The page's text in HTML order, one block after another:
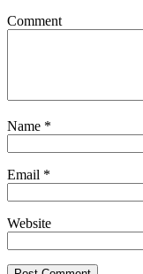
Comment
Name *
Email *
Website